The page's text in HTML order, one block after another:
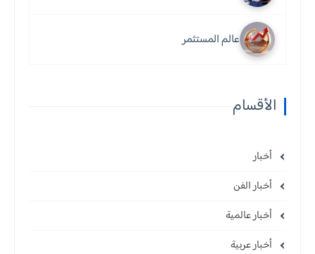
عالم المستثمر
الأقسام
أخبار
أخبار الفن
أخبار عالمية
أخبار عربية